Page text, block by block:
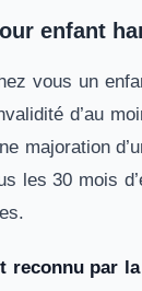
enfant
vous un
d’au
majoration
les 30 mois
reconnu par